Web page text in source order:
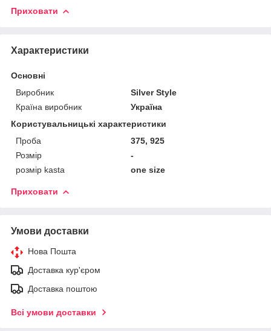
Приховати
Характеристики
Основні
Виробник
Silver Style
Країна виробник
Україна
Користувальницькі характеристики
Проба
375, 925
Розмір
-
розмір kasta
one size
Приховати
Умови доставки
Нова Пошта
Доставка кур'єром
Доставка поштою
Всі умови доставки